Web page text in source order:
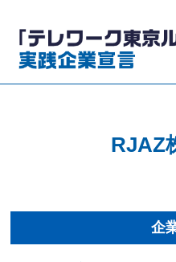
RJAZ
企